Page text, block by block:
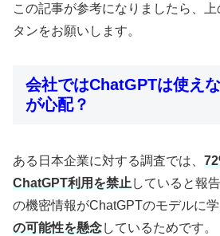
この記事が参考になりましたら、
タンをお願いします。
会社ではChatGPTは使え
が心配？
ある日本企業に対する調査では、
ChatGPT利用を禁止 していると報
の機密情報がChatGPTのモデルに
の可能性を懸念しているためです。